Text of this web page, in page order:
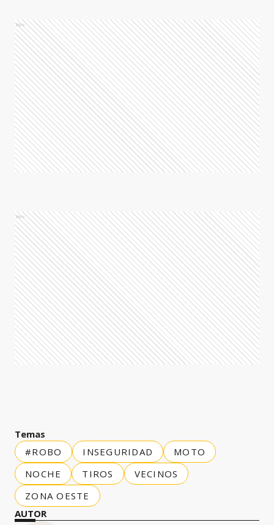
Ads
Ads
Temas
#ROBO
INSEGURIDAD
MOTO
NOCHE
TIROS
VECINOS
ZONA OESTE
AUTOR